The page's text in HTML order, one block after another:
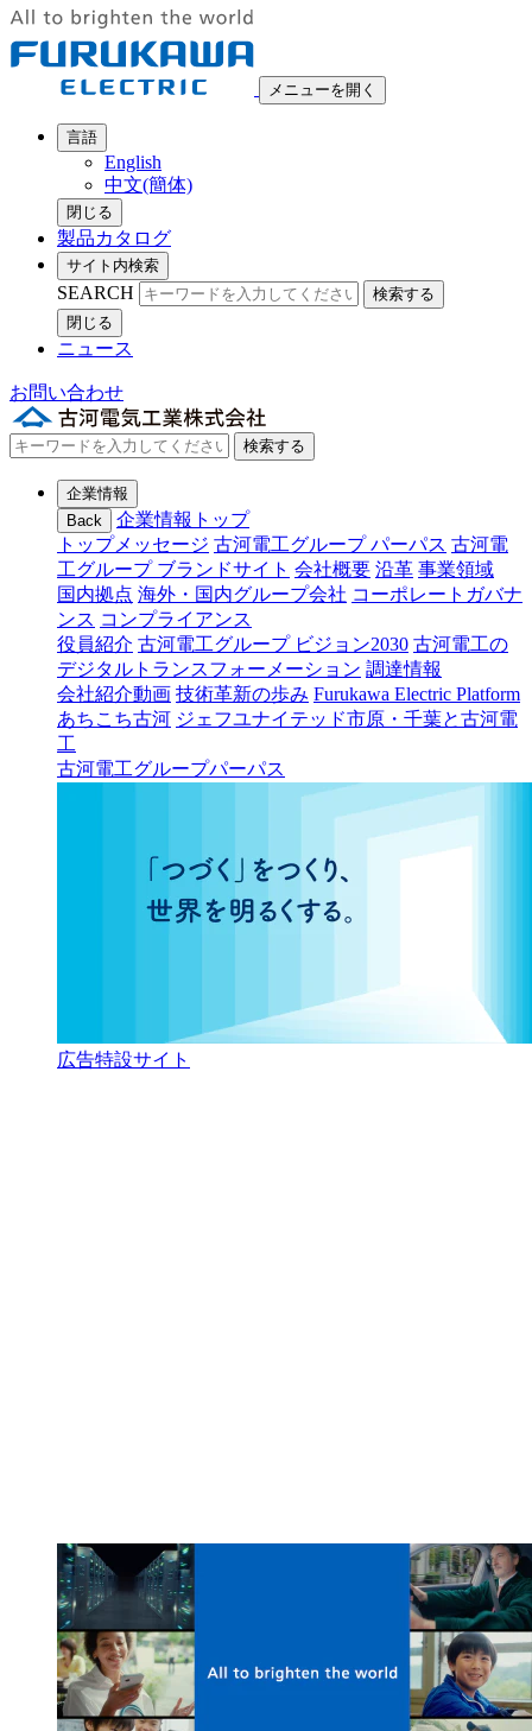
メニューを開く
言語
English
中文(簡体)
閉じる
製品カタログ
サイト内検索
SEARCH
検索する
閉じる
ニュース
お問い合わせ
検索する
企業情報
Back
企業情報トップ
トップメッセージ 古河電工グループ パーパス 古河電
工グループ ブランドサイト 会社概要 沿革 事業領域
国内拠点 海外・国内グループ会社 コーポレートガバナ
ンス コンプライアンス
役員紹介 古河電工グループ ビジョン2030 古河電工の
デジタルトランスフォーメーション 調達情報
会社紹介動画 技術革新の歩み Furukawa Electric Platform
あちこち古河 ジェフユナイテッド市原・千葉と古河電
工
古河電工グループパーパス
広告特設サイト